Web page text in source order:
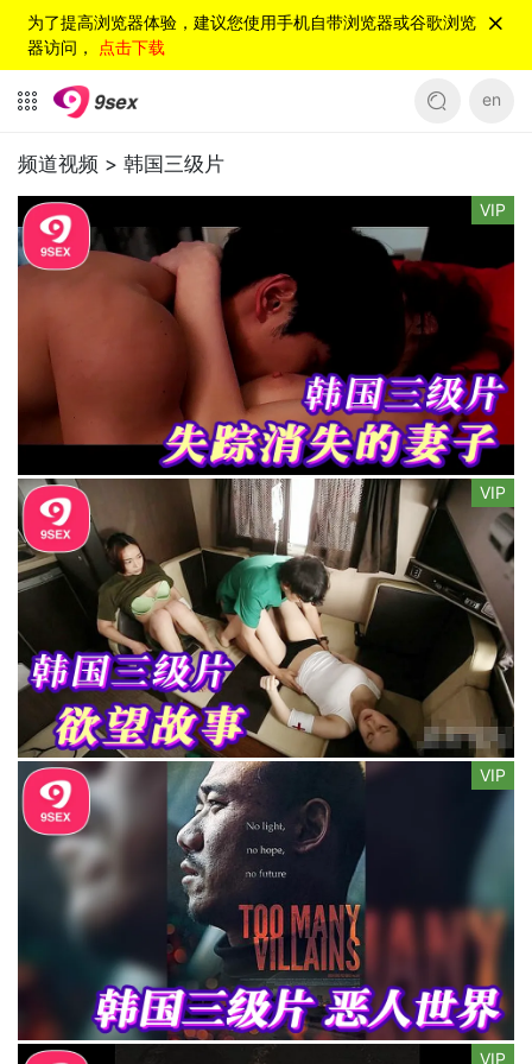
为了提高浏览器体验，建议您使用手机自带浏览器或谷歌浏览
器访问， 点击下载
en
频道视频 > 韩国三级片
VIP
VIP
VIP
VIP